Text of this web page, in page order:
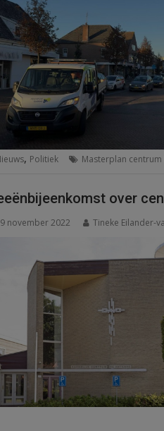
, Politiek Masterplan
over
november 2022 Tineke Eilander-